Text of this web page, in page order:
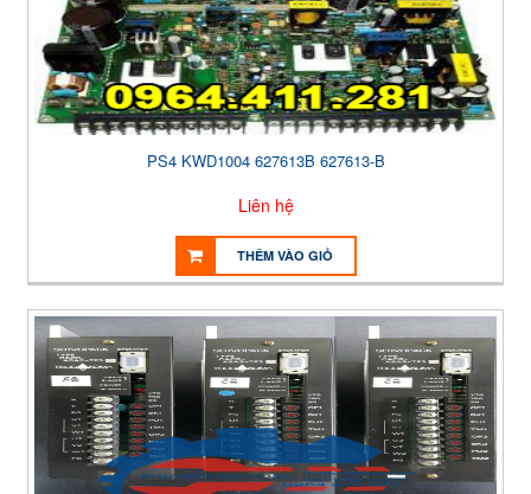
PS4 KWD1004 627613B 627613-B
Liên hệ
THÊM VÀO GIỎ